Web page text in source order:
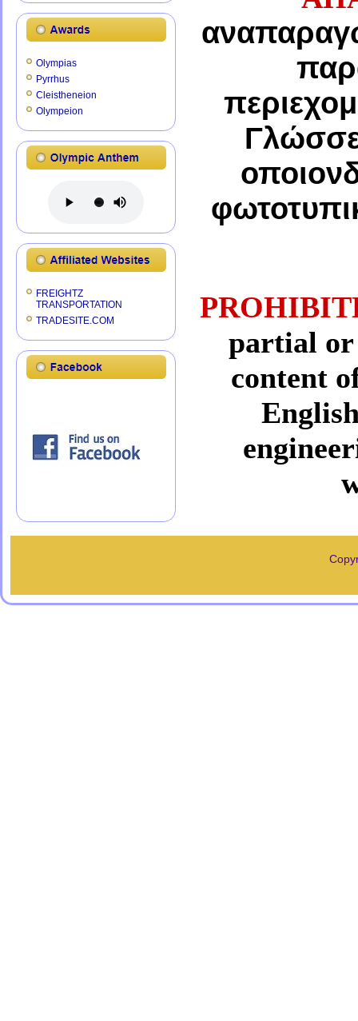
Olympias
Pyrrhus
Cleistheneion
Olympeion
FREIGHTZ
TRANSPORTATION
TRADESITE.COM
partial or
content